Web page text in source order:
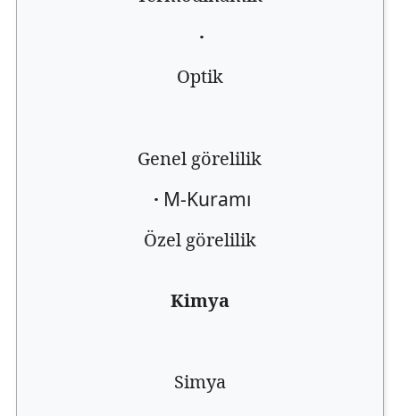
·
Optik
Genel görelilik
· M-Kuramı
Özel görelilik
Kimya
Simya